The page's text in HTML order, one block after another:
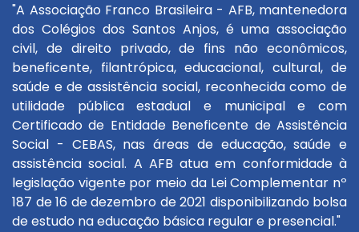
"A Associação Franco Brasileira - AFB, mantenedora
dos Colégios dos Santos Anjos, é uma associação
civil, de direito privado, de fins não econômicos,
beneficente, filantrópica, educacional, cultural, de
saúde e de assistência social, reconhecida como de
utilidade pública estadual e municipal e com
Certificado de Entidade Beneficente de Assistência
Social - CEBAS, nas áreas de educação, saúde e
assistência social. A AFB atua em conformidade à
legislação vigente por meio da Lei Complementar nº
187 de 16 de dezembro de 2021 disponibilizando bolsa
de estudo na educação básica regular e presencial."